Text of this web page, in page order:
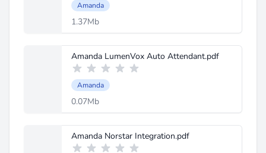
Amanda
1.37Mb
Amanda LumenVox Auto Attendant.pdf
Amanda
0.07Mb
Amanda Norstar Integration.pdf